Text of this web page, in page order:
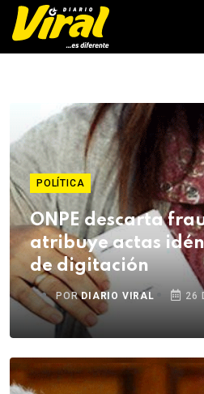
POLÍTICA
ONPE descarta
atribuye actas
de digitación
PORDIARIO VIRAL 26